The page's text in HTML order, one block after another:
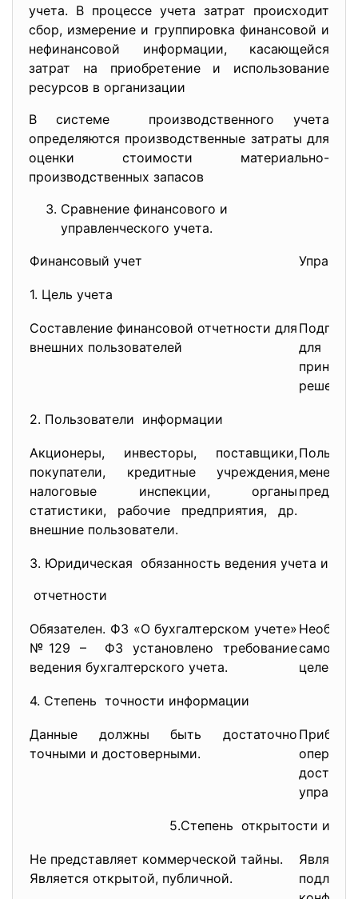
учета. В процессе учета затрат происходит
сбор, измерение и группировка финансовой и
нефинансовой информации, касающейся
затрат на приобретение и использование
ресурсов в организации
В системе производственного учета
определяются производственные затраты для
оценки стоимости материально-
производственных запасов
Сравнение финансового и
управленческого учета.
Финансовый учет
1. Цель учета
Составление финансовой отчетности для
внешних пользователей
для
решений
2. Пользователи информации
Акционеры, инвесторы, поставщики,
покупатели, кредитные учреждения,
налоговые инспекции, органы
статистики, рабочие предприятия, др.
внешние пользователи.
3. Юридическая обязанность ведения учета и
отчетности
Обязателен. ФЗ «О бухгалтерском учете»
№129 – ФЗ установлено требование
ведения бухгалтерского учета.
4. Степень точности информации
Данные должны быть достаточно
точными и достоверными.
5.Степень открытости
Не представляет коммерческой тайны.
Является открытой, публичной.